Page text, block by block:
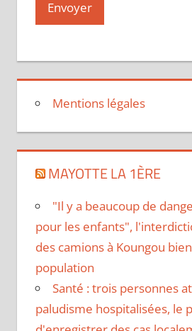
Mentions légales
MAYOTTE LA 1ÈRE
"Il y a beaucoup de
pour les enfants",
des camions à Koungou
population
Santé : trois personnes
paludisme hospitalisées, le